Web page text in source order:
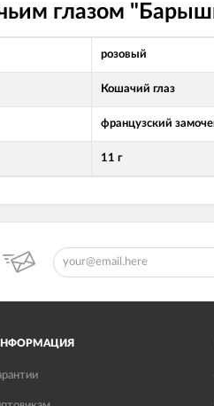
глазом
розовый
Кошачий глаз
французский
11 г